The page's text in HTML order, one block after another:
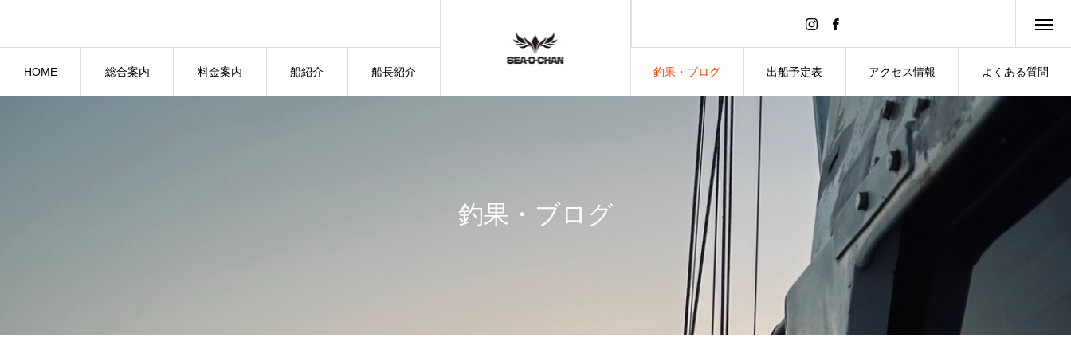
HOME 総合案内 料金案内 船紹介 船長紹介 釣果・ブログ 出船予定表 アクセス情報 よくある質問
釣果・ブログ